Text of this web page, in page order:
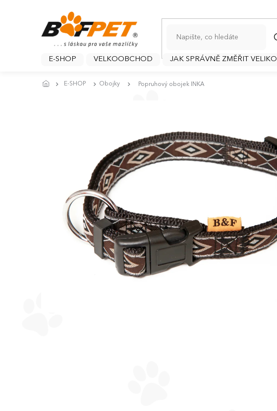
E-SHOP VELKOOBCHOD JAK SPRÁVNĚ ZMĚŘIT
E-SHOP Obojky Popruhový obojek INKA